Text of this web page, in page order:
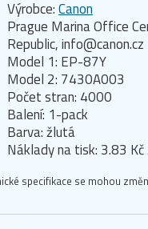
Výrobce:Canon
Prague Marina Office
Republic, info@canon.cz
Model 1: EP-87Y
Model 2: 7430A003
Počet stran: 4000
Balení: 1-pack
Barva: žlutá
Náklady na tisk: 3.83
specifikace se mohou